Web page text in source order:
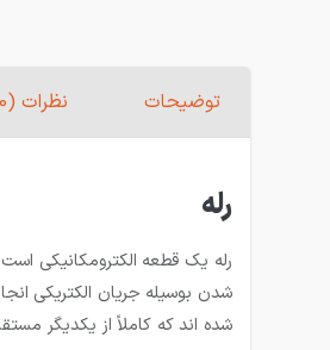
توضیحات نظرات (0)
رله
رله یک قطعه الکترومکانیکی
شدن بوسیله جریان الکتریکی
شده ­اند که کاملاً از یکدیگر